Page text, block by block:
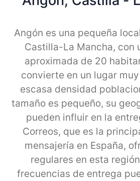
Angón es una pequeña
Castilla-La Mancha, con
aproximada de 20
convierte en un lugar
escasa densidad
tamaño es pequeño, su
pueden influir en la
Correos, que es la
mensajería en España,
regulares en esta
frecuencias de entrega